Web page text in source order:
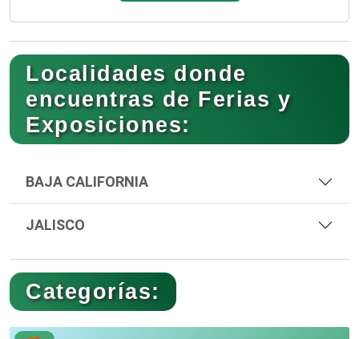
Localidades donde
encuentras de Ferias y
Exposiciones:
BAJA CALIFORNIA
JALISCO
Categorías: